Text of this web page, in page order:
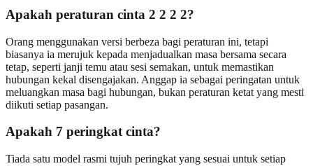
Apakah peraturan cinta 2 2 2 2?
Orang menggunakan versi berbeza bagi peraturan ini, tetapi
biasanya ia merujuk kepada menjadualkan masa bersama secara
tetap, seperti janji temu atau sesi semakan, untuk memastikan
hubungan kekal disengajakan. Anggap ia sebagai peringatan untuk
meluangkan masa bagi hubungan, bukan peraturan ketat yang mesti
diikuti setiap pasangan.
Apakah 7 peringkat cinta?
Tiada satu model rasmi tujuh peringkat yang sesuai untuk setiap